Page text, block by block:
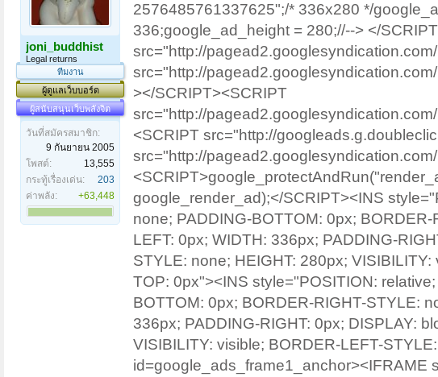
joni_buddhist
Legal returns
ทีมงาน
ผู้ดูแลเว็บบอร์ด
ผู้สนับสนุนเว็บพลังจิต
วันที่สมัครสมาชิก:
9 กันยายน 2005
โพสต์:
13,555
กระทู้เรื่องเด่น:
203
ค่าพลัง:
+63,448
2576485761337625";/* 336x280 */
336;google_ad_height = 280;//--> </
src="http://
src="http://
></SCRIPT><SCRIPT
src="http://
<SCRIPT src="http://
src="http://
google_render_ad);</SCRIPT><INS
none; PADDING-BOTTOM: 0px;
LEFT: 0px; WIDTH: 336px; PADDING-
STYLE: none; HEIGHT: 280px;
TOP: 0px"><INS style="POSITION:
BOTTOM: 0px; BORDER-RIGHT-STYLE:
336px; PADDING-RIGHT: 0px; DISPLAY:
VISIBILITY: visible; BORDER-LEFT-
id=google_ads_frame1_anchor><IFRAME